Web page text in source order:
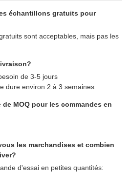
échantillons gratuits pour
sont acceptables, mais pas les
de 3-5 jours
dure environ 2 à 3 semaines
MOQ pour les commandes en
les marchandises et combien
d'essai en petites quantités: